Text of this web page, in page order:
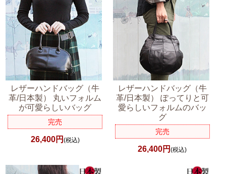
レザーハンドバッグ（牛
革/日本製） 丸いフォルム
が可愛らしいバッグ
完売
26,400円 (税込)
レザーハンドバッグ（牛
革/日本製） ぽってりと可
愛らしいフォルムのバッ
グ
完売
26,400円(税込)